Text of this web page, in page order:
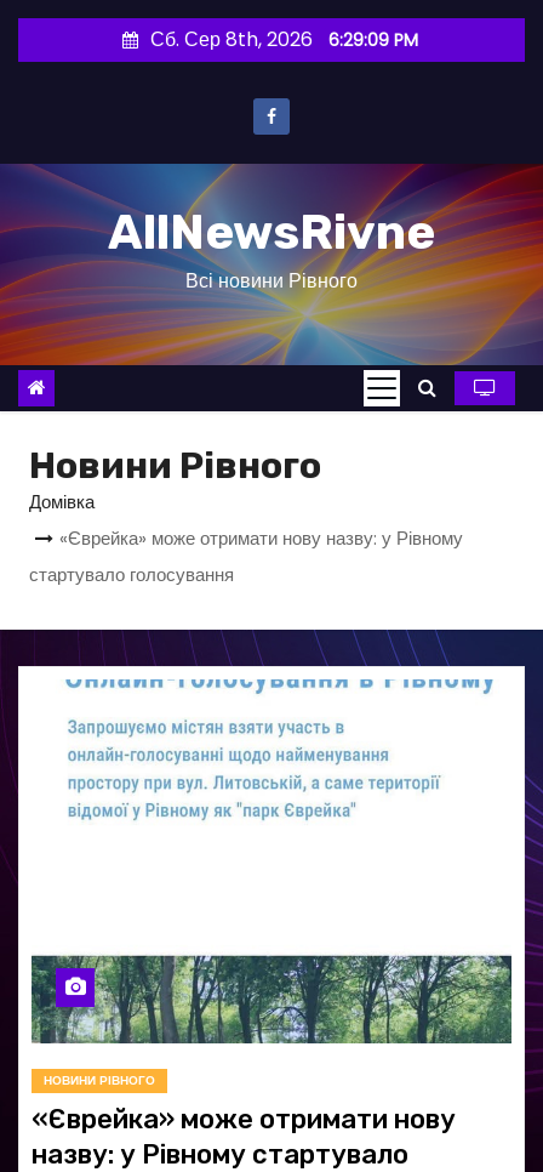
и
о
в
Сб. Сер 8th, 2026 6:29:10 PM
AllNewsRivne
Всі новини Рівного
Новини Рівного
Домівка
«Єврейка» може отримати нову назву: у Рівному
стартувало голосування
НОВИНИ РІВНОГО
«Єврейка» може отримати нову
назву: у Рівному стартувало